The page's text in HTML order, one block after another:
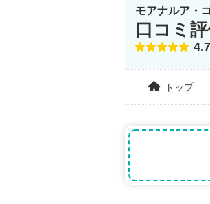
モアナルア・
口コミ
点数
4.7
トップ